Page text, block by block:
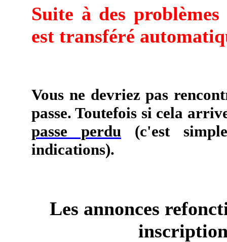
Suite à des
est transféré
Vous ne devriez pas
passe. Toutefois si cela
passe perdu (c'est
indications).
Les annonces